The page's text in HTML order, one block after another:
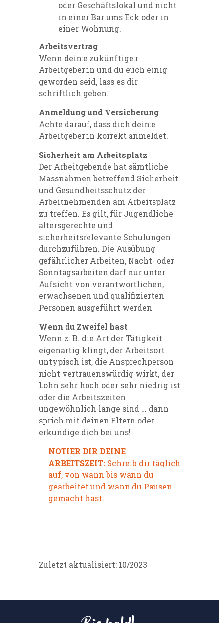
oder Geschäftslokal und nicht
in einer Bar ums Eck oder in
einer Wohnung.
Arbeitsvertrag
Wenn dein:e zukünftige:r
Arbeitgeber:in und du euch einig
geworden seid, lass es dir
schriftlich geben.
Anmeldung und Versicherung
Achte darauf, dass dich dein:e
Arbeitgeber:in korrekt anmeldet.
Sicherheit am Arbeitsplatz
Der Arbeitgebende hat sämtliche
Massnahmen betreffend Sicherheit
und Gesundheitsschutz der
Arbeitnehmenden am Arbeitsplatz
zu treffen. Es gilt, für Jugendliche
altersgerechte und
sicherheitsrelevante Schulungen
durchzuführen. Die Ausübung
gefährlicher Arbeiten, Nacht- oder
Sonntagsarbeiten darf nur unter
Aufsicht von verantwortlichen,
erwachsenen und qualifizierten
Personen ausgeführt werden.
Wenn du Zweifel hast
Wenn z. B. die Art der Tätigkeit
eigenartig klingt, der Arbeitsort
untypisch ist, die Ansprechperson
nicht vertrauenswürdig wirkt, der
Lohn sehr hoch oder sehr niedrig ist
oder die Arbeitszeiten
ungewöhnlich lange sind … dann
sprich mit deinen Eltern oder
erkundige dich bei uns!
NOTIER DIR DEINE
ARBEITSZEIT: Schreib dir täglich
auf, von wann bis wann du
gearbeitet und wann du Pausen
gemacht hast.
Zuletzt aktualisiert: 10/2023